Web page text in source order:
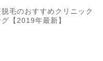
毛のおすすめクリニック
【2019年最新】